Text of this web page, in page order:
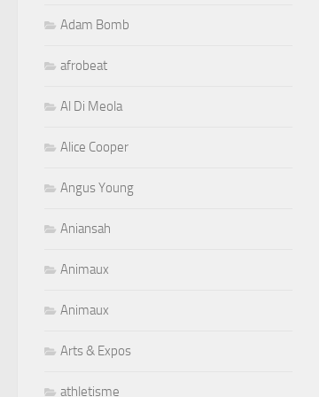
Adam Bomb
afrobeat
Al Di Meola
Alice Cooper
Angus Young
Aniansah
Animaux
Animaux
Arts & Expos
athletisme